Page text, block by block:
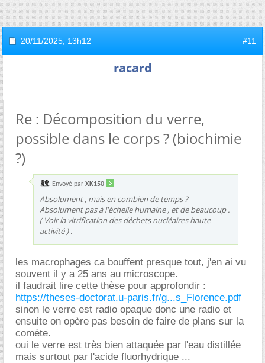
20/11/2025, 13h12 #11
racard
Re : Décomposition du verre,
possible dans le corps ? (biochimie
?)
Envoyé par XK150
Absolument , mais en combien de temps ?
Absolument pas à l'échelle humaine , et de beaucoup .
( Voir la vitrification des déchets nucléaires haute
activité ) .
les macrophages ca bouffent presque tout, j'en ai vu
souvent il y a 25 ans au microscope.
il faudrait lire cette thèse pour approfondir :
https://theses-doctorat.u-paris.fr/g...s_Florence.pdf
sinon le verre est radio opaque donc une radio et
ensuite on opère pas besoin de faire de plans sur la
comète.
oui le verre est très bien attaquée par l'eau distillée
mais surtout par l'acide fluorhydrique ...